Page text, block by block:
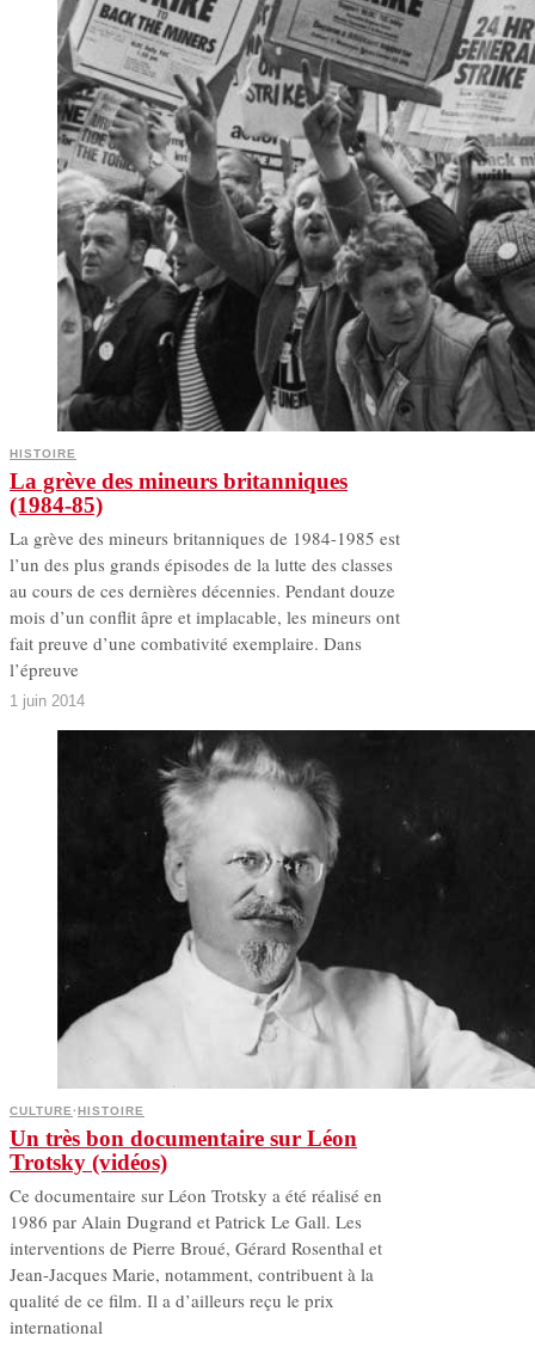
HISTOIRE
La grève des mineurs britanniques
(1984-85)
La grève des mineurs britanniques de 1984-1985 est
l’un des plus grands épisodes de la lutte des classes
au cours de ces dernières décennies. Pendant douze
mois d’un conflit âpre et implacable, les mineurs ont
fait preuve d’une combativité exemplaire. Dans
l’épreuve
1 juin 2014
CULTURE·HISTOIRE
Un très bon documentaire sur Léon
Trotsky (vidéos)
Ce documentaire sur Léon Trotsky a été réalisé en
1986 par Alain Dugrand et Patrick Le Gall. Les
interventions de Pierre Broué, Gérard Rosenthal et
Jean-Jacques Marie, notamment, contribuent à la
qualité de ce film. Il a d’ailleurs reçu le prix
international